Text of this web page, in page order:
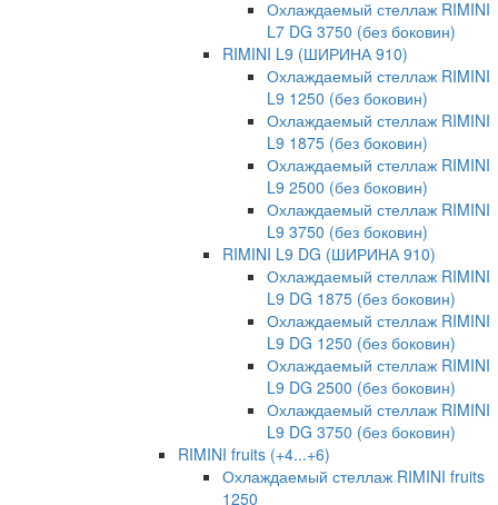
Охлаждаемый стеллаж RIMINI
L7 DG 3750 (без боковин)
RIMINI L9 (ШИРИНА 910)
Охлаждаемый стеллаж RIMINI
L9 1250 (без боковин)
Охлаждаемый стеллаж RIMINI
L9 1875 (без боковин)
Охлаждаемый стеллаж RIMINI
L9 2500 (без боковин)
Охлаждаемый стеллаж RIMINI
L9 3750 (без боковин)
RIMINI L9 DG (ШИРИНА 910)
Охлаждаемый стеллаж RIMINI
L9 DG 1875 (без боковин)
Охлаждаемый стеллаж RIMINI
L9 DG 1250 (без боковин)
Охлаждаемый стеллаж RIMINI
L9 DG 2500 (без боковин)
Охлаждаемый стеллаж RIMINI
L9 DG 3750 (без боковин)
RIMINI fruits (+4...+6)
Охлаждаемый стеллаж RIMINI fruits
1250